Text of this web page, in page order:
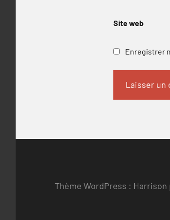
Site web
Enregistrer
Thème WordPress : Harrison